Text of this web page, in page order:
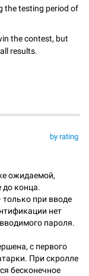
the testing period of
the contest, but
results.
by rating
ожидаемой,
до конца.
при вводе
нет
пароля.
с первого
При скролле
бесконечное